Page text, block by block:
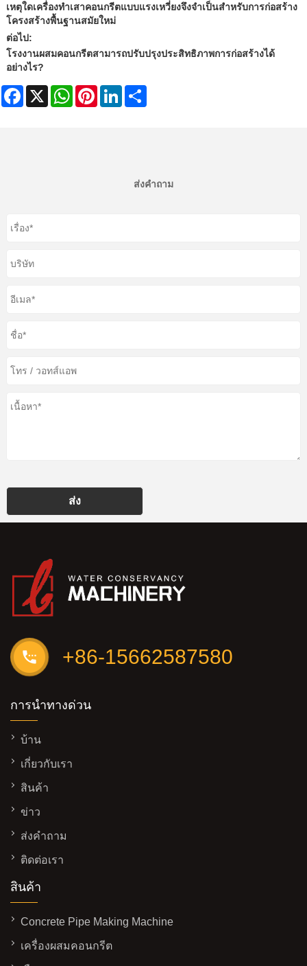
เหตุใดเครื่องทำเสาคอนกรีตแบบแรงเหวี่ยงจึงจำเป็นสำหรับการก่อสร้าง
โครงสร้างพื้นฐานสมัยใหม่
ต่อไป:
โรงงานผสมคอนกรีตสามารถปรับปรุงประสิทธิภาพการก่อสร้างได้
อย่างไร?
Facebook
X WhatsAppPinterestLinkedIn
ส่งคำถาม
ส่ง
+86-15662587580
การนำทางด่วน
บ้าน
เกี่ยวกับเรา
สินค้า
ข่าว
ส่งคำถาม
ติดต่อเรา
สินค้า
Concrete Pipe Making Machine
เครื่องผสมคอนกรีต